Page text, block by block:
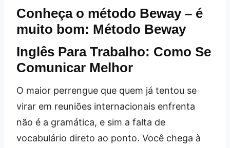
Conheça o método Beway – é
muito bom: Método Beway
Inglês Para Trabalho: Como Se
Comunicar Melhor
O maior perrengue que quem já tentou se
virar em reuniões internacionais enfrenta
não é a gramática, e sim a falta de
vocabulário direto ao ponto. Você chega à